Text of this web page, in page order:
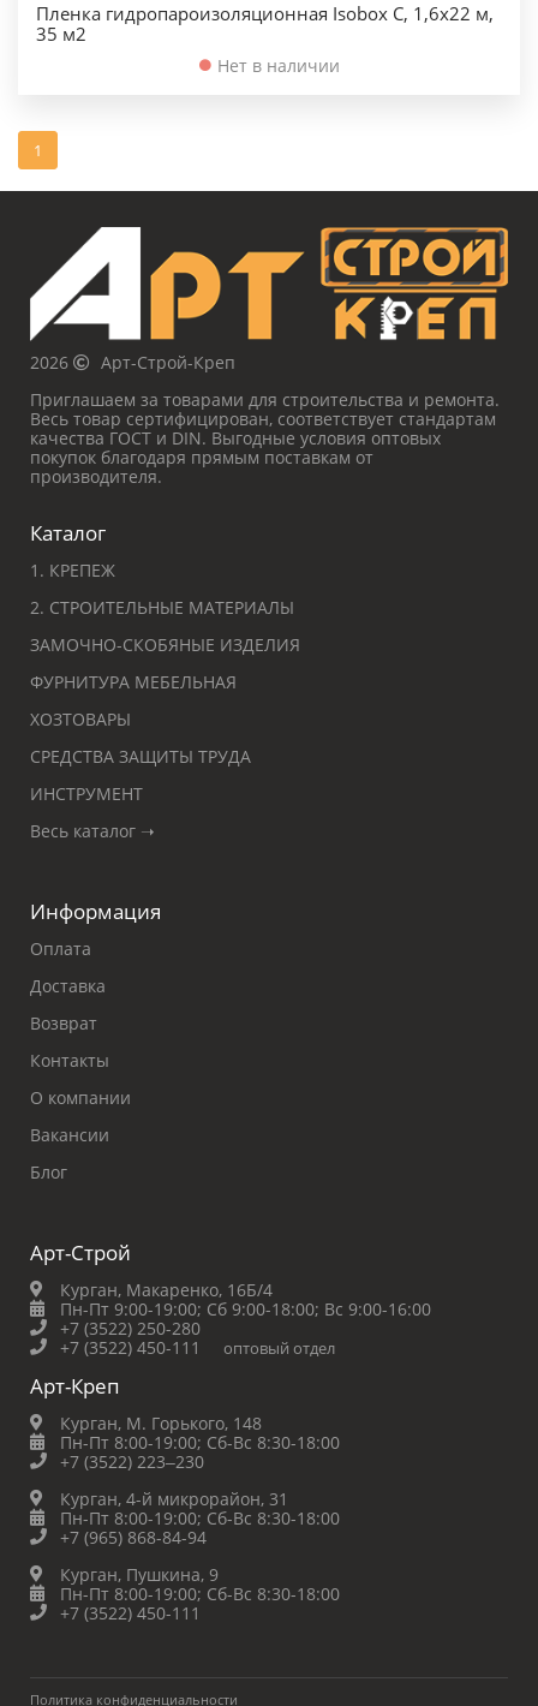
Пленка гидропароизоляционная Isobox C, 1,6х22 м,
35 м2
Нет в наличии
1
2026
Арт-Строй-Креп
Приглашаем за товарами для строительства и ремонта.
Весь товар сертифицирован, соответствует стандартам
качества ГОСТ и DIN. Выгодные условия оптовых
покупок благодаря прямым поставкам от
производителя.
Каталог
1. КРЕПЕЖ
2. СТРОИТЕЛЬНЫЕ МАТЕРИАЛЫ
ЗАМОЧНО-СКОБЯНЫЕ ИЗДЕЛИЯ
ФУРНИТУРА МЕБЕЛЬНАЯ
ХОЗТОВАРЫ
СРЕДСТВА ЗАЩИТЫ ТРУДА
ИНСТРУМЕНТ
Весь каталог ➝
Информация
Оплата
Доставка
Возврат
Контакты
О компании
Вакансии
Блог
Арт-Строй
Курган, Макаренко, 16Б/4
Пн-Пт 9:00-19:00; Сб 9:00-18:00; Вс 9:00-16:00
+7 (3522) 250-280
+7 (3522) 450-111
оптовый отдел
Арт-Креп
Курган, М. Горького, 148
Пн-Пт 8:00-19:00; Сб-Вс 8:30-18:00
+7 (3522) 223‒230
Курган, 4-й микрорайон, 31
Пн-Пт 8:00-19:00; Сб-Вс 8:30-18:00
+7 (965) 868-84-94
Курган, Пушкина, 9
Пн-Пт 8:00-19:00; Сб-Вс 8:30-18:00
+7 (3522) 450-111
Политика конфиденциальности